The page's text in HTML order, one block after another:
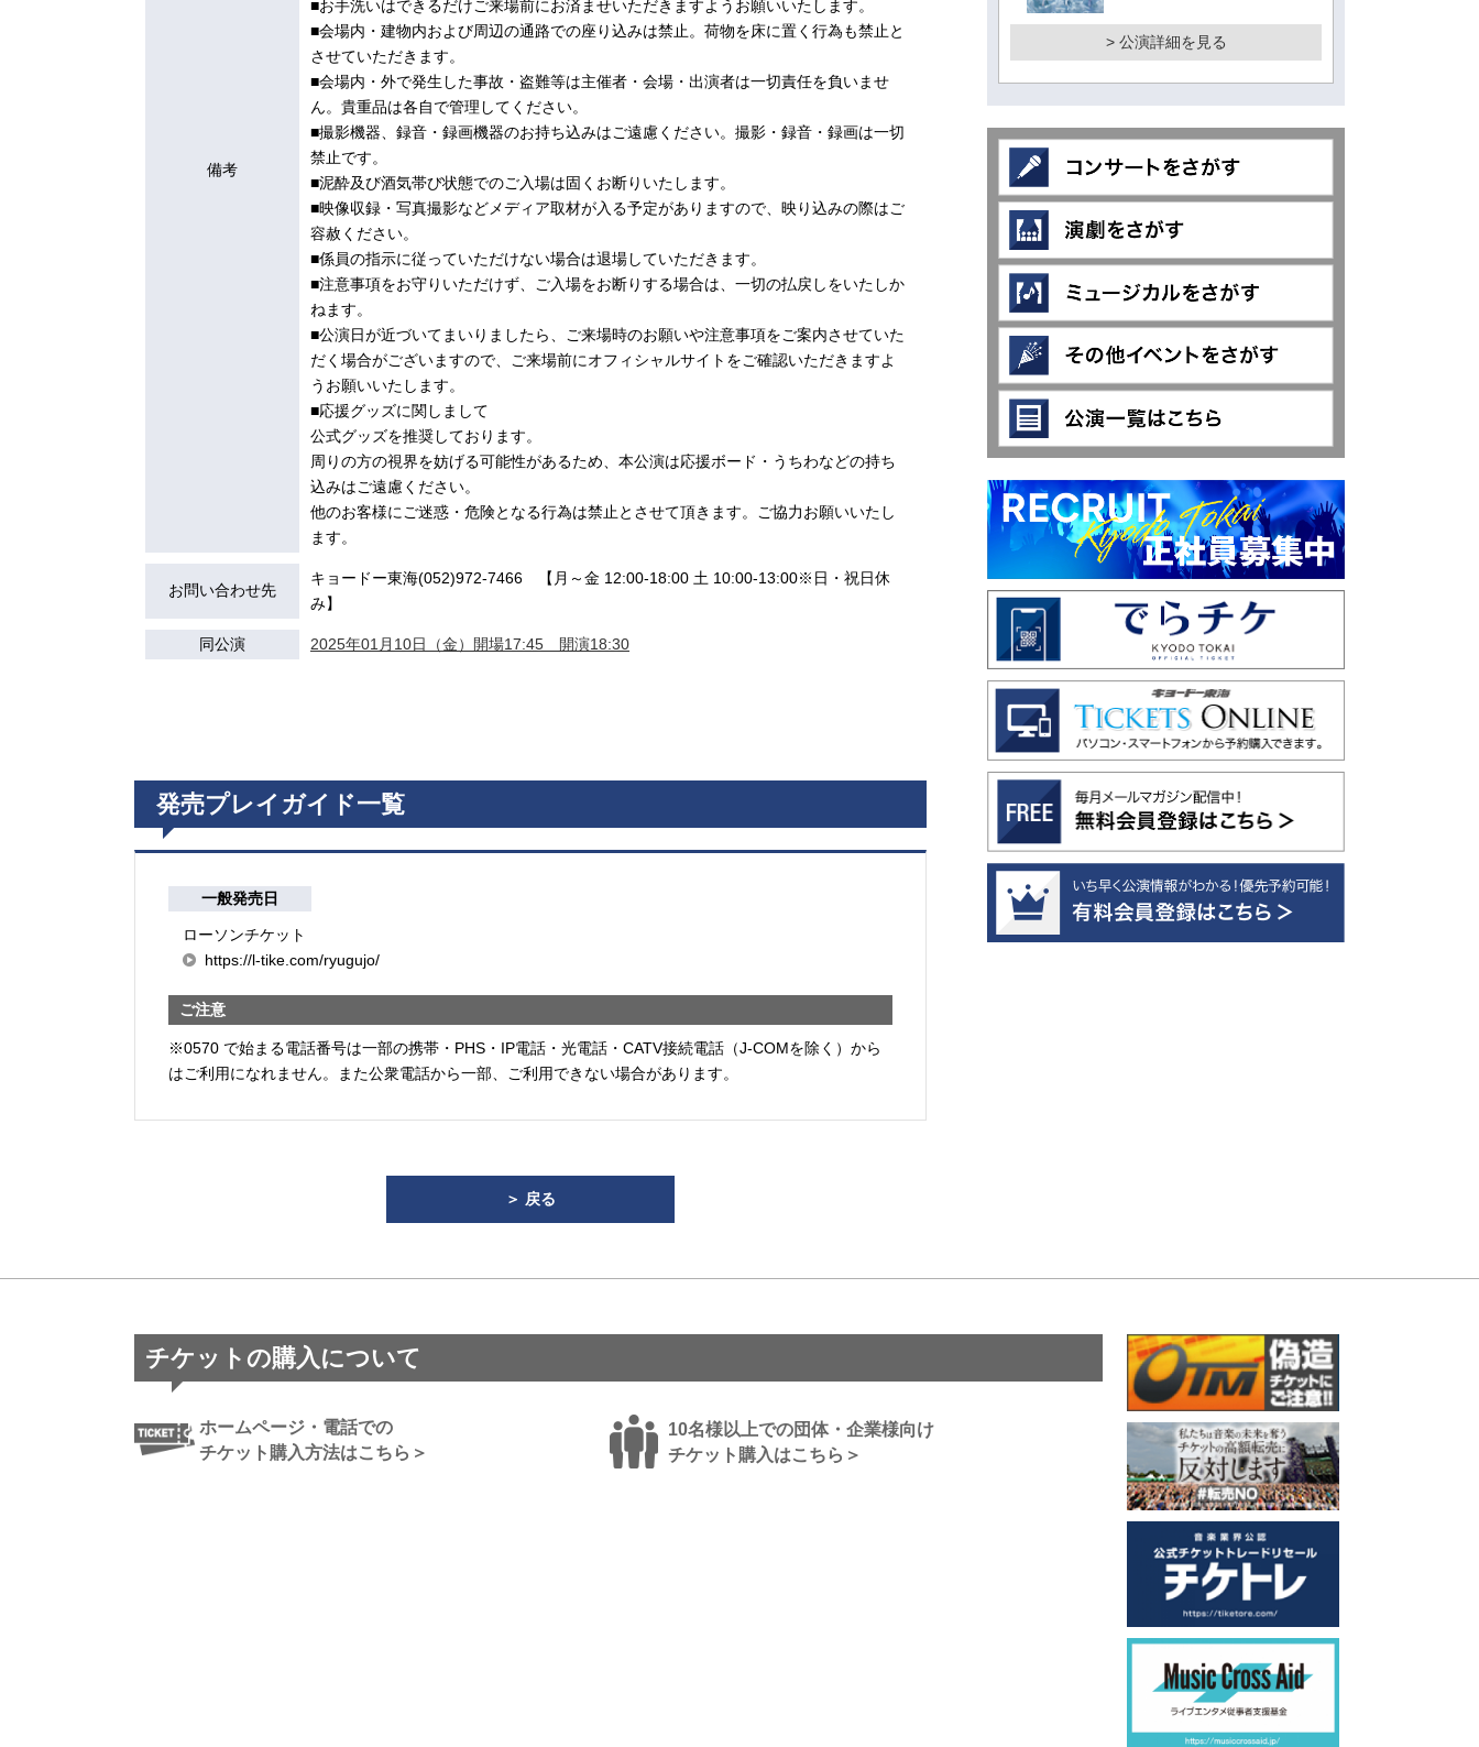
備考
■お手洗いはできるだけご来場前にお済ませいただきますようお願いいたします。
■会場内・建物内および周辺の通路での座り込みは禁止。荷物を床に置く行為も禁止と
させていただきます。
■会場内・外で発生した事故・盗難等は主催者・会場・出演者は一切責任を負いませ
ん。貴重品は各自で管理してください。
■撮影機器、録音・録画機器のお持ち込みはご遠慮ください。撮影・録音・録画は一切
禁止です。
■泥酔及び酒気帯び状態でのご入場は固くお断りいたします。
■映像収録・写真撮影などメディア取材が入る予定がありますので、映り込みの際はご
容赦ください。
■係員の指示に従っていただけない場合は退場していただきます。
■注意事項をお守りいただけず、ご入場をお断りする場合は、一切の払戻しをいたしか
ねます。
■公演日が近づいてまいりましたら、ご来場時のお願いや注意事項をご案内させていた
だく場合がございますので、ご来場前にオフィシャルサイトをご確認いただきますよ
うお願いいたします。
■応援グッズに関しまして
公式グッズを推奨しております。
周りの方の視界を妨げる可能性があるため、本公演は応援ボード・うちわなどの持ち
込みはご遠慮ください。
他のお客様にご迷惑・危険となる行為は禁止とさせて頂きます。ご協力お願いいたし
ます。
お問い合わせ先
キョードー東海(052)972-7466 【月～金 12:00-18:00 土 10:00-13:00※日・祝日休
み】
同公演 2025年01月10日（金）開場17:45 開演18:30
発売プレイガイド一覧
一般発売日
ローソンチケット
https://l-tike.com/ryugujo/
ご注意
※0570 で始まる電話番号は一部の携帯・PHS・IP電話・光電話・CATV接続電話（J-COMを除く）から
はご利用になれません。また公衆電話から一部、ご利用できない場合があります。
＞ 戻る
> 公演詳細を見る
チケットの購入について
ホームページ・電話での
チケット購入方法はこちら＞
10名様以上での団体・企業様向け
チケット購入はこちら＞